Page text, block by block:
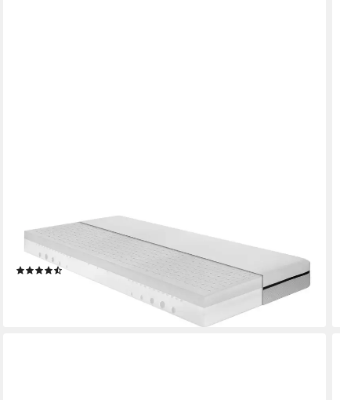
Kaltschaummatratze Smart, Wendematratze mit zwei
unterschiedlich festen Liegeseiten, 19 cm hoch, H3 und
H4, 90x200 cm, 140x200 cm und weitere Größen
(15)
lieferbar - in 4-5 Werktagen bei dir